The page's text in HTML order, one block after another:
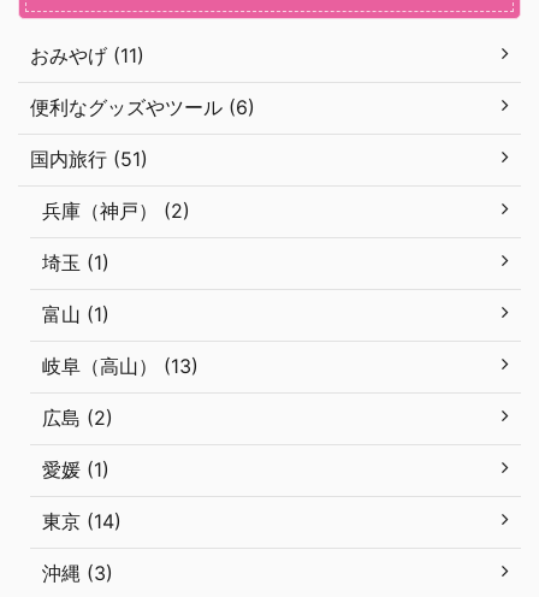
おみやげ (11)
便利なグッズやツール (6)
国内旅行 (51)
兵庫（神戸） (2)
埼玉 (1)
富山 (1)
岐阜（高山） (13)
広島 (2)
愛媛 (1)
東京 (14)
沖縄 (3)